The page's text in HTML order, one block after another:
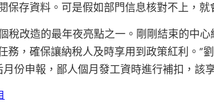
保存資料。可是假如部門信息核對不上，
稅改造的最年夜亮點之一。剛剛結束的中
務，確保讓納稅人及時享用到政策紅利。”
份申報，鄙人個月發工資時進行補扣，該